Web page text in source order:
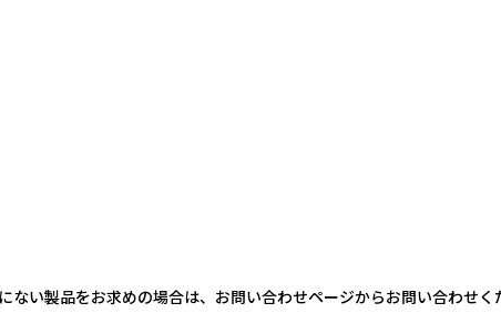
ない製品をお求めの場合は、お問い合わせページからお問い合わせく